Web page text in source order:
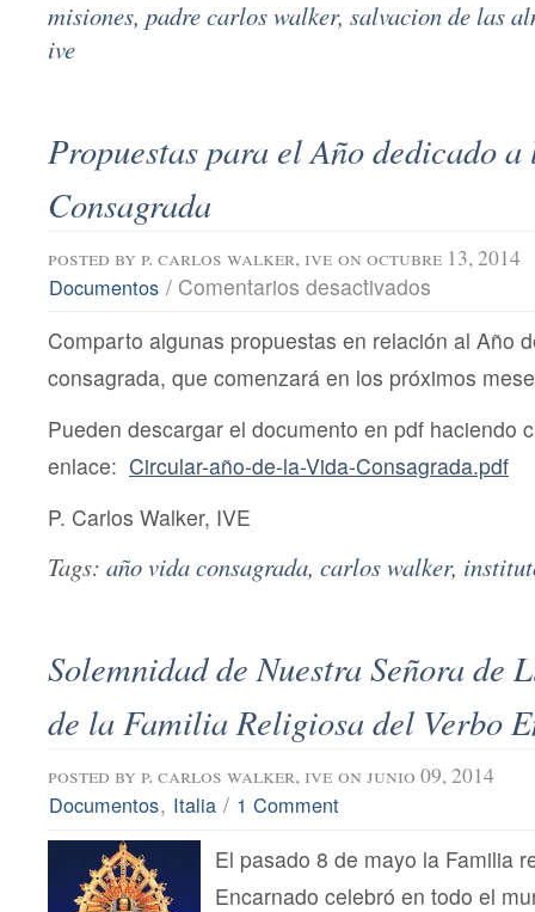
misiones, padre carlos walker, salvacion de las
ive
Propuestas para el Año dedicado
Consagrada
posted by p. carlos walker, ive on octubre 13, 2014
Documentos / Comentarios desactivados
el
dedicado
la
Vida
Consagrada
Comparto algunas propuestas en relación al Año
consagrada, que comenzará en los próximos
Pueden descargar el documento en pdf haciendo
enlace: Circular-año-de-la-Vida-Consagrada.pdf
P. Carlos Walker, IVE
Tags: año vida consagrada, carlos walker,
Solemnidad de Nuestra Señora de
de la Familia Religiosa del Verbo
posted by p. carlos walker, ive on junio 09, 2014
Documentos, Italia / 1 Comment
El pasado 8 de mayo la Familia
Encarnado celebró en todo el